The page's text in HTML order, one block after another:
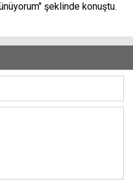
şeklinde konuştu.